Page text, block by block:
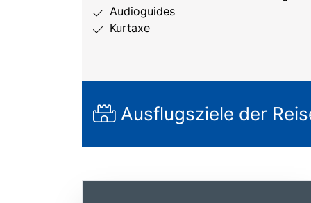
Audioguides
Kurtaxe
Ausflugsziele der